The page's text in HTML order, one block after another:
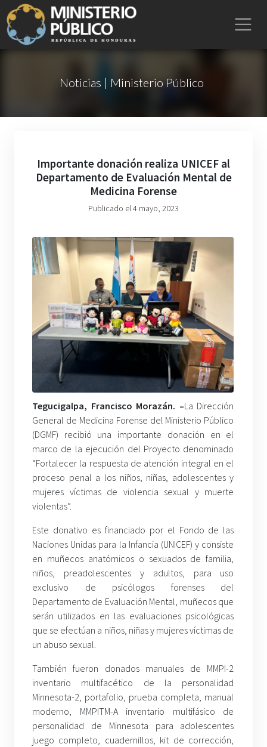
Noticias | Ministerio Público
Importante donación realiza UNICEF al
Departamento de Evaluación Mental de
Medicina Forense
Publicado el 4 mayo, 2023
Tegucigalpa, Francisco Morazán. –La Dirección
General de Medicina Forense del Ministerio Público
(DGMF) recibió una importante donación en el
marco de la ejecución del Proyecto denominado
“Fortalecer la respuesta de atención integral en el
proceso penal a los niños, niñas, adolescentes y
mujeres víctimas de violencia sexual y muerte
violentas”.
Este donativo es financiado por el Fondo de las
Naciones Unidas para la Infancia (UNICEF) y consiste
en muñecos anatómicos o sexuados de familia,
niños, preadolescentes y adultos, para uso
exclusivo de psicólogos forenses del
Departamento de Evaluación Mental, muñecos que
serán utilizados en las evaluaciones psicológicas
que se efectúan a niños, niñas y mujeres víctimas de
un abuso sexual.
También fueron donados manuales de MMPI-2
inventario multifacético de la personalidad
Minnesota-2, portafolio, prueba completa, manual
moderno, MMPITM-A inventario multifásico de
personalidad de Minnesota para adolescentes
juego completo, cuadernillos, kit de corrección,